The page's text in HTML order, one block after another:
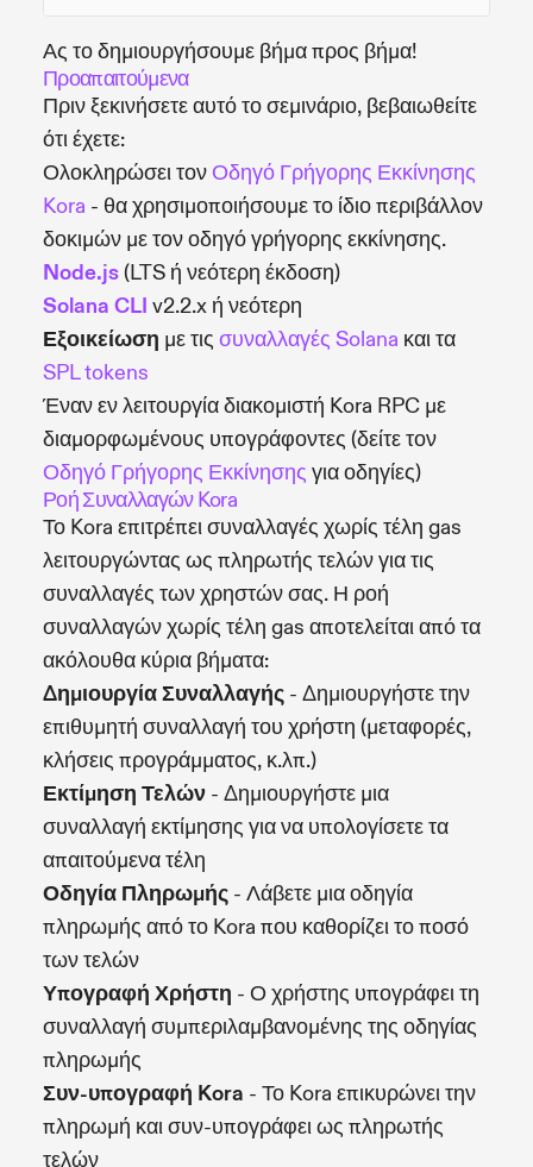
Ας το δημιουργήσουμε βήμα προς βήμα!
Προαπαιτούμενα
Πριν ξεκινήσετε αυτό το σεμινάριο, βεβαιωθείτε
ότι έχετε:
Ολοκληρώσει τον Οδηγό Γρήγορης Εκκίνησης
Kora - θα χρησιμοποιήσουμε το ίδιο περιβάλλον
δοκιμών με τον οδηγό γρήγορης εκκίνησης.
Node.js(LTS ή νεότερη έκδοση)
Solana CLI v2.2.x ή νεότερη
Εξοικείωση με τις συναλλαγές Solana και τα
SPL tokens
Έναν εν λειτουργία διακομιστή Kora RPC με
διαμορφωμένους υπογράφοντες (δείτε τον
Οδηγό Γρήγορης Εκκίνησης για οδηγίες)
Ροή Συναλλαγών Kora
Το Kora επιτρέπει συναλλαγές χωρίς τέλη gas
λειτουργώντας ως πληρωτής τελών για τις
συναλλαγές των χρηστών σας. Η ροή
συναλλαγών χωρίς τέλη gas αποτελείται από τα
ακόλουθα κύρια βήματα:
Δημιουργία Συναλλαγής - Δημιουργήστε την
επιθυμητή συναλλαγή του χρήστη (μεταφορές,
κλήσεις προγράμματος, κ.λπ.)
Εκτίμηση Τελών - Δημιουργήστε μια
συναλλαγή εκτίμησης για να υπολογίσετε τα
απαιτούμενα τέλη
Οδηγία Πληρωμής - Λάβετε μια οδηγία
πληρωμής από το Kora που καθορίζει το ποσό
των τελών
Υπογραφή Χρήστη - Ο χρήστης υπογράφει τη
συναλλαγή συμπεριλαμβανομένης της οδηγίας
πληρωμής
Συν-υπογραφή Kora - Το Kora επικυρώνει την
πληρωμή και συν-υπογράφει ως πληρωτής
τελών